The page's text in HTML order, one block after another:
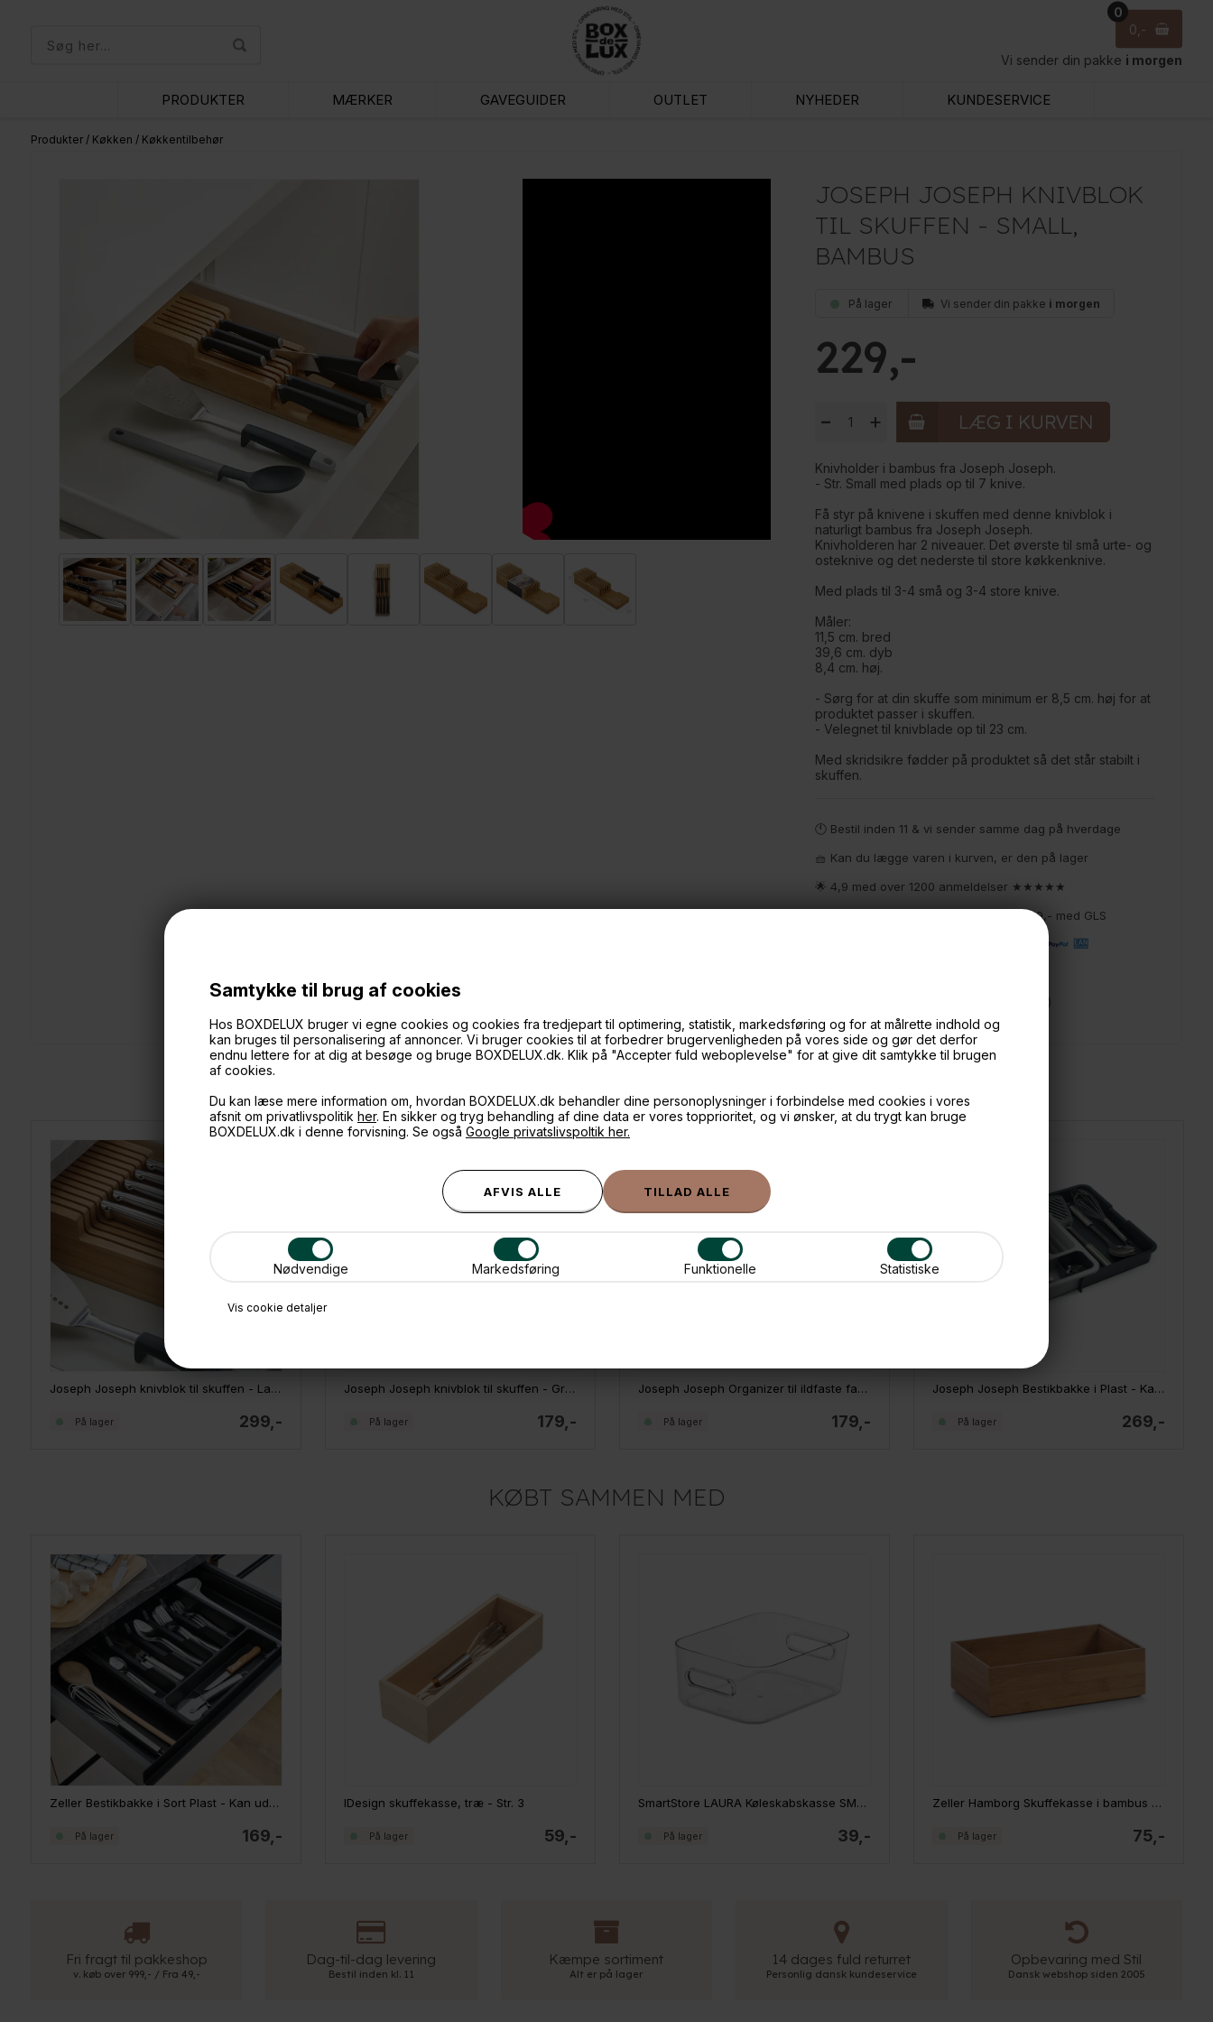
Samtykke til brug af cookies
Hos BOXDELUX bruger vi egne cookies og cookies fra tredjepart til optimering, statistik, markedsføring og for at målrette indhold og
kan bruges til personalisering af annoncer. Vi bruger cookies til at forbedrer brugervenligheden på vores side og gør det derfor
endnu lettere for at dig at besøge og bruge BOXDELUX.dk. Klik på "Accepter fuld weboplevelse" for at give dit samtykke til brugen
af cookies.
Du kan læse mere information om, hvordan BOXDELUX.dk behandler dine personoplysninger i forbindelse med cookies i vores
afsnit om privatlivspolitik her. En sikker og tryg behandling af dine data er vores topprioritet, og vi ønsker, at du trygt kan bruge
BOXDELUX.dk i denne forvisning. Se også Google privatslivspoltik her.
Nødvendige Markedsføring Funktionelle Statistiske
Vis cookie detaljer
0
0
Vi sender din pakke i morgen
PRODUKTER MÆRKER GAVEGUIDER OUTLET NYHEDER KUNDESERVICE
Produkter/ Køkken / Køkkentilbehør
JOSEPH JOSEPH KNIVBLOK
TIL SKUFFEN - SMALL,
BAMBUS
På lager Vi sender din pakke i morgen
229
+
-
Knivholder i bambus fra Joseph Joseph.
- Str. Small med plads op til 7 knive.
Få styr på knivene i skuffen med denne knivblok i
naturligt bambus fra Joseph Joseph.
Knivholderen har 2 niveauer. Det øverste til små urte- og
osteknive og det nederste til store køkkenknive.
Med plads til 3-4 små og 3-4 store knive.
Måler:
11,5 cm. bred
39,6 cm. dyb
8,4 cm. høj.
- Sørg for at din skuffe som minimum er 8,5 cm. høj for at
produktet passer i skuffen.
- Velegnet til knivblade op til 23 cm.
Med skridsikre fødder på produktet så det står stabilt i
skuffen.
🕚 Bestil inden 11 & vi sender samme dag på hverdage
🧺 Kan du lægge varen i kurven, er den på lager
🌟 4,9 med over 1200 anmeldelser ★★★★★
📦 Fragtfri v. køb over 999,- ellers fra 49,- med GLS
(24/7)
Joseph Joseph knivblok til skuffen - Large, bambus
299,-
På lager
Joseph Joseph knivblok til skuffen - Grå Plast
179,-
På lager
Joseph Joseph Organizer til ildfaste fade
179,-
På lager
Joseph Joseph Bestikbakke i Plast - Kan udvides
269,-
På lager
KØBT SAMMEN MED
Zeller Bestikbakke i Sort Plast - Kan udvides
169,-
På lager
IDesign skuffekasse, træ - Str. 3
59,-
På lager
SmartStore LAURA Køleskabskasse SMALL
39,-
På lager
Zeller Hamborg Skuffekasse i bambus - str 2 - 23 x 15 x 7cm
75,-
På lager
Fri fragt til pakkeshop
v. køb over 999,- / Fra 49,-
Dag-til-dag levering
Bestil inden kl. 11
Kæmpe sortiment
Alt er på lager
14 dages fuld returret
Personlig dansk kundeservice
Opbevaring med Stil
Dansk webshop siden 2005